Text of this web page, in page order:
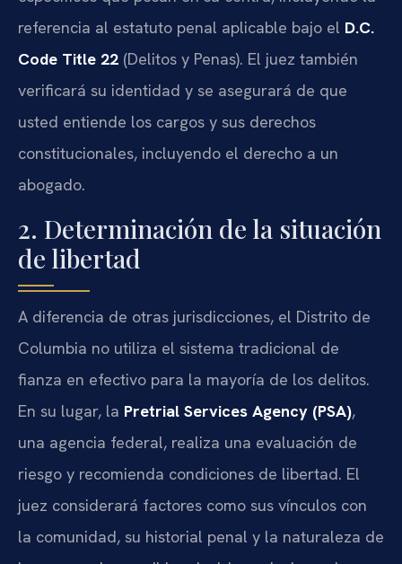
referencia al estatuto penal aplicable bajo el D.C.
Code Title 22 (Delitos y Penas). El juez también
verificará su identidad y se asegurará de que
usted entiende los cargos y sus derechos
constitucionales, incluyendo el derecho a un
abogado.
2. Determinación de la situación
de libertad
A diferencia de otras jurisdicciones, el Distrito de
Columbia no utiliza el sistema tradicional de
fianza en efectivo para la mayoría de los delitos.
En su lugar, la Pretrial Services Agency (PSA),
una agencia federal, realiza una evaluación de
riesgo y recomienda condiciones de libertad. El
juez considerará factores como sus vínculos con
la comunidad, su historial penal y la naturaleza de